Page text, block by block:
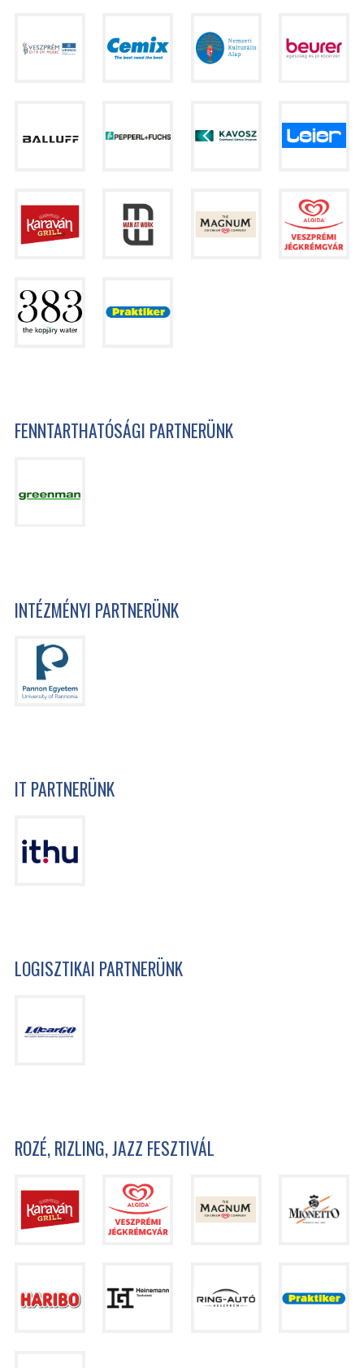
FENNTARTHATÓSÁGI PARTNERÜNK
INTÉZMÉNYI PARTNERÜNK
IT PARTNERÜNK
LOGISZTIKAI PARTNERÜNK
ROZÉ, RIZLING, JAZZ FESZTIVÁL